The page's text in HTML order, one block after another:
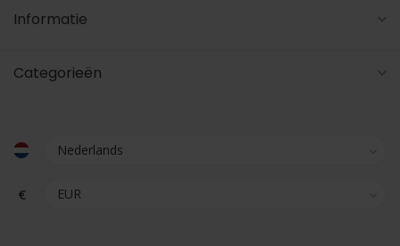
Informatie
Categorieën
€